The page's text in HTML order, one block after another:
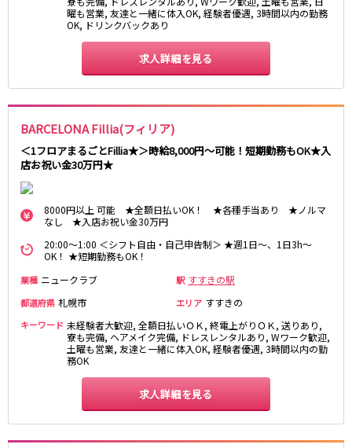
曜も営業, 友達と一緒に体入OK, 経験者優遇, 3時間以内の勤務
OK, ドリンクバックあり
求人詳細を見る
BARCELONA Fillia(フィリア)
＜1フロアまるごとFillia★＞時給8,000円～可能！短期勤務もOK★入
店お祝い金30万円★
8000円以上 可能 ★全額日払いOK！ ★各種手当あり ★ノルマ
なし ★入店お祝い金30万円
20:00～1:00 ＜シフト自由・自己申告制＞ ★週1日～、1日3h～
OK！ ★短期勤務もOK！
業種 ニュークラブ 駅 すすきの駅
都道府県 札幌市 エリア すすきの
キーワード 未経験者大歓迎, 全額日払いＯＫ, 終電上がりＯＫ, 送りあり,
寮も完備, ヘアメイク完備, ドレスレンタルあり, Wワーク歓迎,
土曜も営業, 友達と一緒に体入OK, 経験者優遇, 3時間以内の勤
務OK
求人詳細を見る